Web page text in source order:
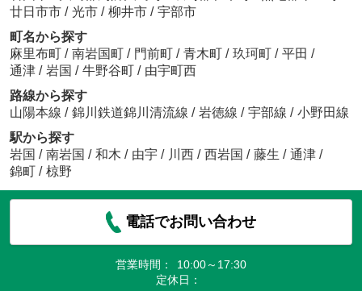
廿日市市 / 光市 / 柳井市 / 宇部市
町名から探す
麻里布町 / 南岩国町 / 門前町 / 青木町 / 玖珂町 / 平田 /
通津 / 岩国 / 牛野谷町 / 由宇町西
路線から探す
山陽本線 / 錦川鉄道錦川清流線 / 岩徳線 / 宇部線 / 小野田線
駅から探す
岩国 / 南岩国 / 和木 / 由宇 / 川西 / 西岩国 / 藤生 / 通津 /
錦町 / 椋野
電話でお問い合わせ
営業時間：
10:00～17:30
定休日：